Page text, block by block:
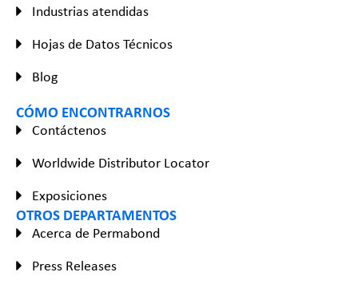
Industrias atendidas
Hojas de Datos Técnicos
Blog
CÓMO ENCONTRARNOS
Contáctenos
Worldwide Distributor Locator
Exposiciones
OTROS DEPARTAMENTOS
Acerca de Permabond
Press Releases